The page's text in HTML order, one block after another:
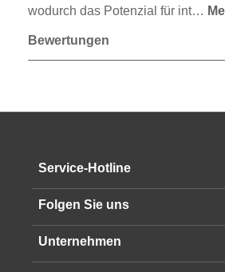
wodurch das Potenzial für int…
Bewertungen
Service-Hotline
Folgen Sie uns
Unternehmen